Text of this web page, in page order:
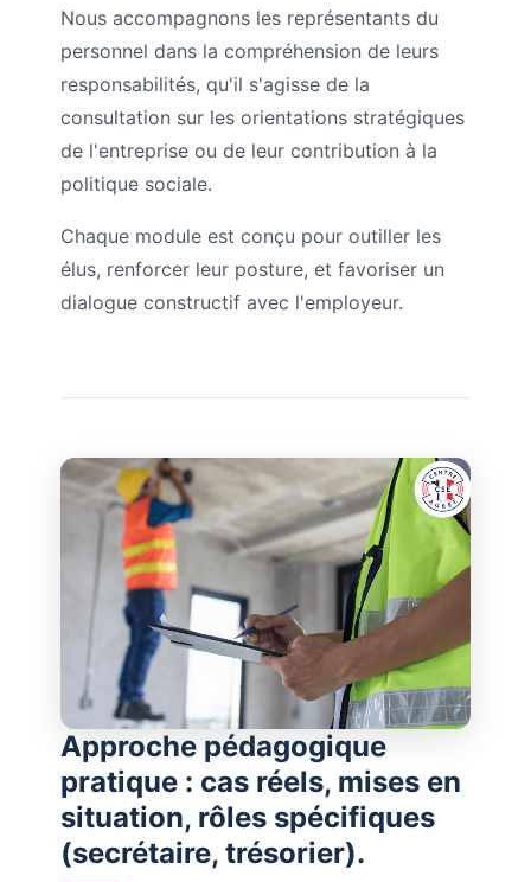
Nous accompagnons les représentants du
personnel dans la compréhension de leurs
responsabilités, qu'il s'agisse de la
consultation sur les orientations stratégiques
de l'entreprise ou de leur contribution à la
politique sociale.
Chaque module est conçu pour outiller les
élus, renforcer leur posture, et favoriser un
dialogue constructif avec l'employeur.
Approche pédagogique
pratique : cas réels, mises en
situation, rôles spécifiques
(secrétaire, trésorier).